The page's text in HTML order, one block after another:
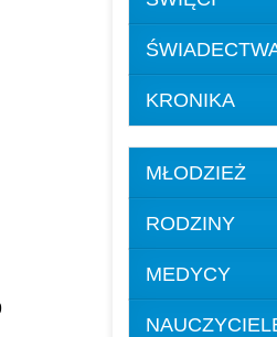
KRONIKA
MŁODZIEŻ
RODZINY
MEDYCY